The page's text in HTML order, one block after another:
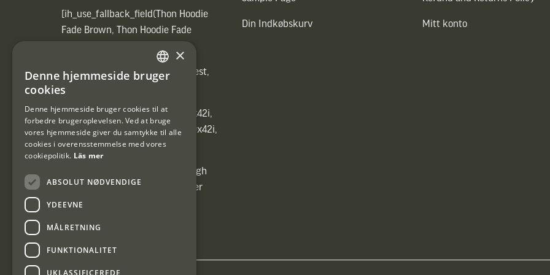
[ih_use_fallback_field(Thon Hoodie
Fade Brown, Thon Hoodie Fade
[ih_use_fallback_field(Heated vest,
Heated vest)]
[ih_use_fallback_field(C6 1,7-10x42i,
6ggr förstoringsväxel!, C6 1,7-10x42i,
6ggr förstoringsväxel!)]
[ih_use_fallback_field(Carrier High
Energy Professional 15kg, Carrier
High Energy Professional 15kg)]
Din Indkøbskurv Mitt konto
SWEDISH
×
Denne hjemmeside bruger
cookies
Denne hjemmeside bruger cookies til at
forbedre brugeroplevelsen. Ved at bruge
vores hjemmeside giver du samtykke til alle
cookies i overensstemmelse med vores
cookiepolitik. Läs mer
ABSOLUT NØDVENDIGE
YDEEVNE
MÅLRETNING
FUNKTIONALITET
UKLASSIFICEREDE